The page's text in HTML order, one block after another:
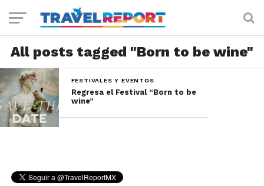
All posts tagged "Born to be wine"
FESTIVALES Y EVENTOS
Regresa el Festival “Born to be
wine”